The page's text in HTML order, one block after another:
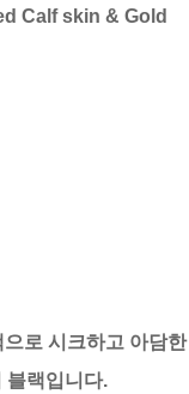
Calf skin & Gold
로 시크하고 아담한
블랙입니다.